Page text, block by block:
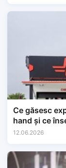
Ce găsesc
hand și ce
12.06.2026